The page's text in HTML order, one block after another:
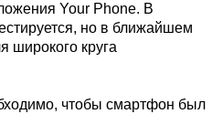
Your Phone. В
но в ближайшем
широкого круга
чтобы смартфон был